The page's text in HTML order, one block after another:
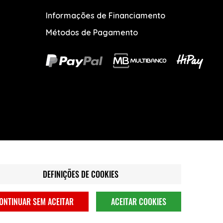
Informações de Financiamento
Métodos de Pagamento
DEFINIÇÕES DE COOKIES
SEM ACEITAR ACEITAR COOKIES